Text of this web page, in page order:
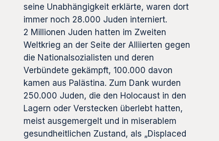
seine Unabhängigkeit erklärte, waren dort
immer noch 28.000 Juden interniert.
2 Millionen Juden hatten im Zweiten
Weltkrieg an der Seite der Alliierten gegen
die Nationalsozialisten und deren
Verbündete gekämpft, 100.000 davon
kamen aus Palästina. Zum Dank wurden
250.000 Juden, die den Holocaust in den
Lagern oder Verstecken überlebt hatten,
meist ausgemergelt und in miserablem
gesundheitlichen Zustand, als „Displaced